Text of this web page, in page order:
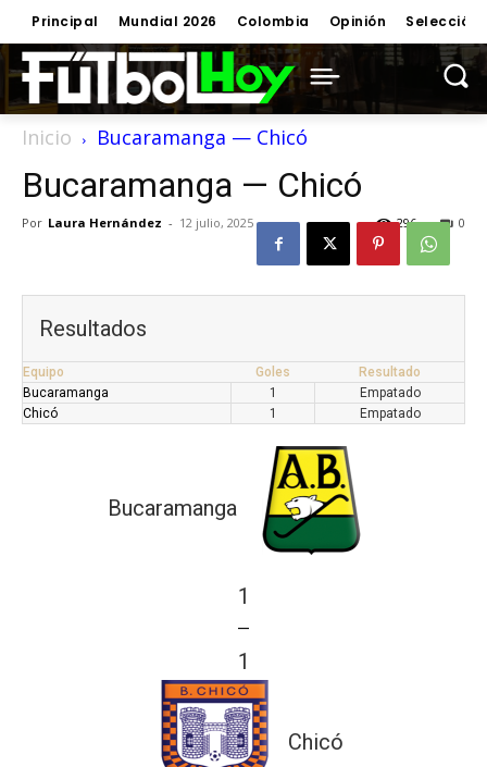
Principal Mundial 2026 Colombia Opinión Selección
Inicio Bucaramanga — Chicó
Bucaramanga — Chicó
Por Laura Hernández - 12 julio, 2025 0
296
Resultados
Equipo Goles
Resultado
Bucaramanga
1
Empatado
Chicó
1 Empatado
Bucaramanga
1
—
1
Chicó